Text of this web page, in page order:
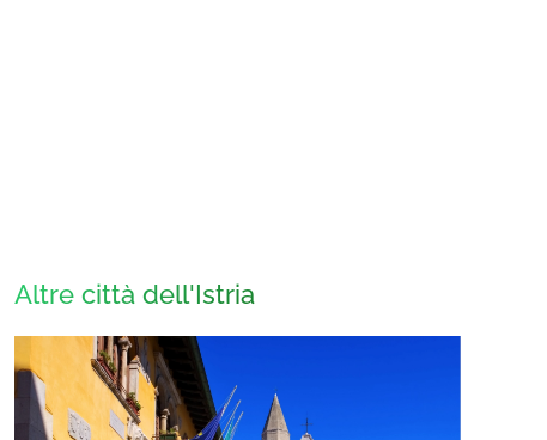
Altre città dell'Istria